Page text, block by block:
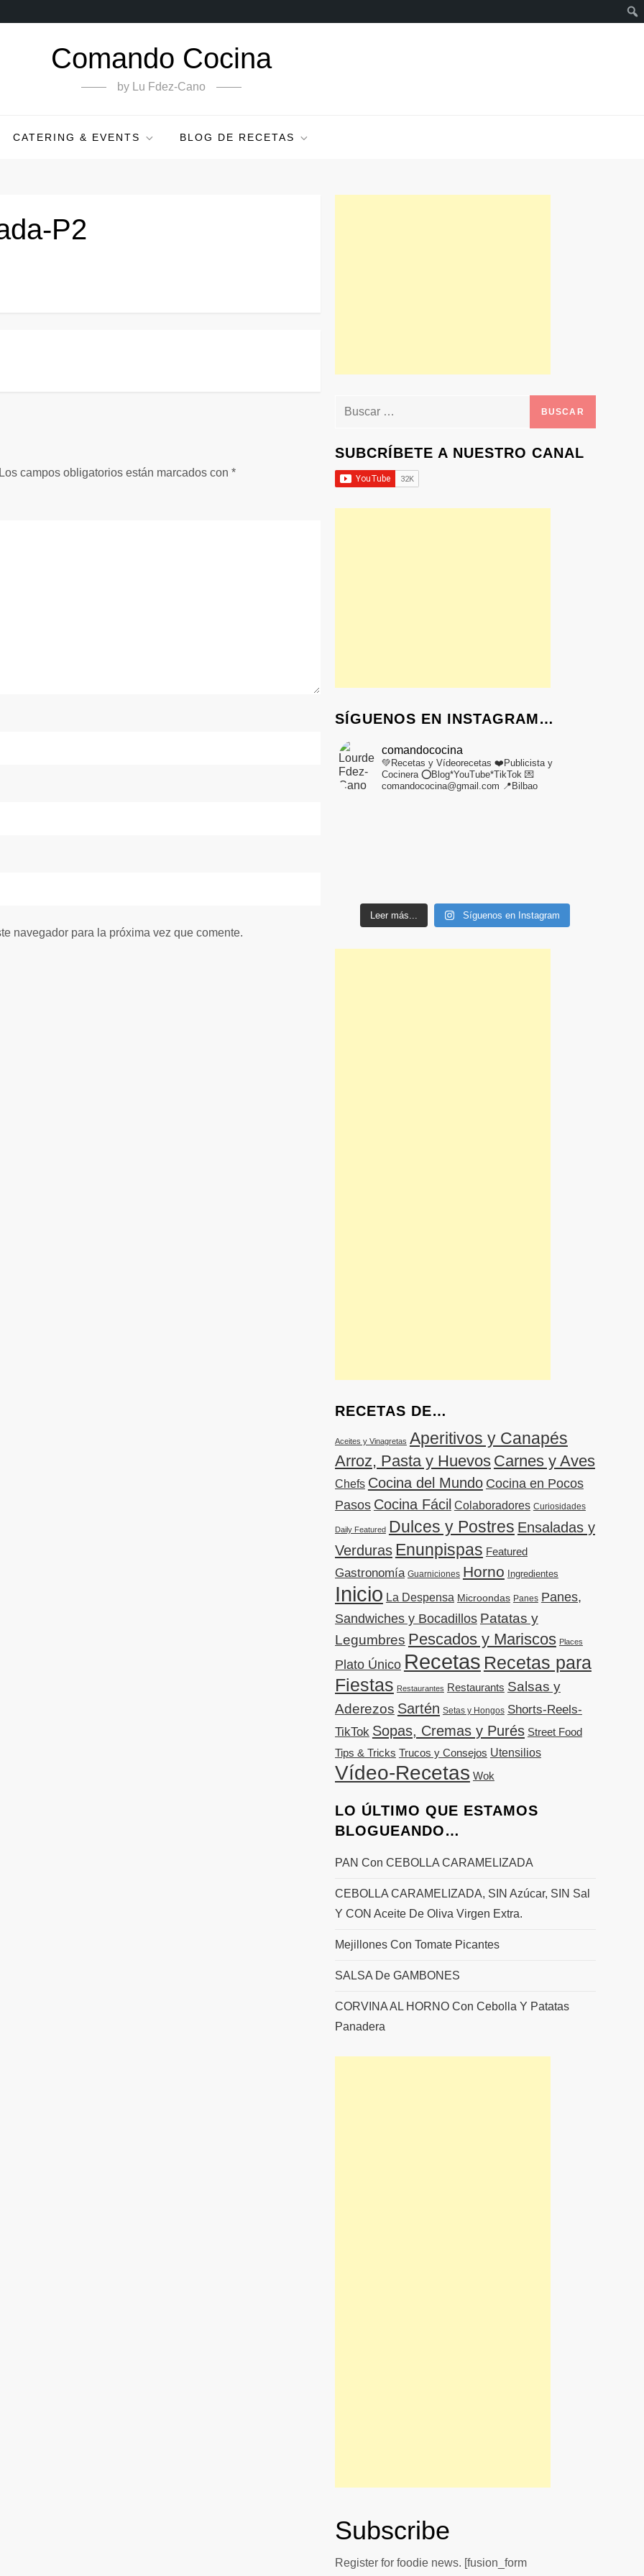
Comando Cocina
by Lu Fdez-Cano
CATERING & EVENTS BLOG DE RECETAS
P2
campos obligatorios están marcados con*
navegador para la próxima vez que comente.
Buscar:
SUBCRÍBETE A NUESTRO CANAL
SÍGUENOS EN INSTAGRAM…
comandococina
💚Recetas y Vídeorecetas ❤️Publicista y
Cocinera⭕Blog*YouTube*TikTok💌
comandococina@gmail.com 📍Bilbao
Leer más... Síguenos en Instagram
RECETAS DE…
Aceites y Vinagretas Aperitivos y Canapés
Arroz, Pasta y Huevos Carnes y Aves
Chefs Cocina del Mundo Cocina en Pocos
Pasos Cocina Fácil Colaboradores Curiosidades
Daily Featured Dulces y Postres Ensaladas y
Verduras Enunpispas Featured
Gastronomía Guarniciones Horno Ingredientes
Inicio La Despensa Microondas Panes Panes,
Sandwiches y Bocadillos Patatas y
Legumbres Pescados y Mariscos Places
Plato Único Recetas Recetas para
Fiestas Restaurantes Restaurants Salsas y
Aderezos Sartén Setas y Hongos Shorts-Reels-
TikTok Sopas, Cremas y Purés Street Food
Tips & Tricks Trucos y Consejos Utensilios
Vídeo-Recetas Wok
LO ÚLTIMO QUE ESTAMOS
BLOGUEANDO…
PAN Con CEBOLLA CARAMELIZADA
CEBOLLA CARAMELIZADA, SIN Azúcar, SIN Sal
Y CON Aceite De Oliva Virgen Extra.
Mejillones Con Tomate Picantes
SALSA De GAMBONES
CORVINA AL HORNO Con Cebolla Y Patatas
Panadera
Subscribe
Register for foodie news. [fusion_form